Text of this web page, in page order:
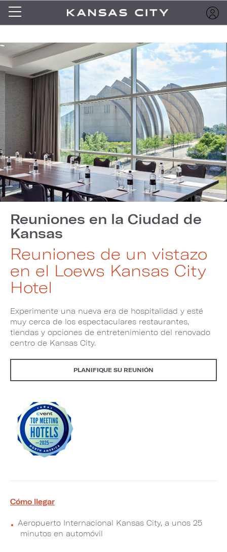
Reuniones en la Ciudad de
Kansas
Reuniones de un vistazo
en el Loews Kansas City
Hotel
Experimente una nueva era de hospitalidad y esté
muy cerca de los espectaculares restaurantes,
tiendas y opciones de entretenimiento del renovado
centro de Kansas City.
PLANIFIQUE SU REUNIÓN
Cómo llegar
Aeropuerto Internacional Kansas City, a unos 25
minutos en automóvil